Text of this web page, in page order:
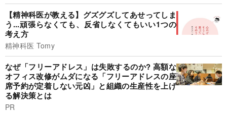
【精神科医が教える】グズグズしてあせってしま
う...頑張らなくても、反省しなくてもいい1つの
考え方
精神科医 Tomy
なぜ「フリーアドレス」は失敗するのか? 高額な
オフィス改修がムダになる「フリーアドレスの座
席予約が定着しない元凶」と組織の生産性を上げ
る解決策とは
PR